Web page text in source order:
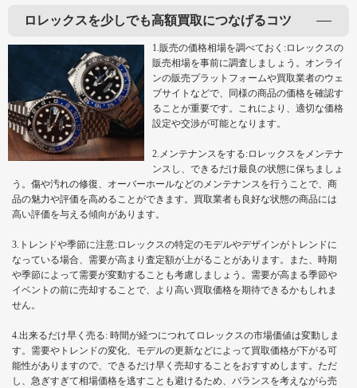
ロレックスを少しでも高額買取につなげるコツ
1.販売の価格相場を調べておく:ロレックスの
販売相場を事前に調査しましょう。オンライ
ンの販売プラットフォームや買取業者のウェ
ブサイトなどで、同様の商品の価格を確認す
ることが重要です。これにより、適切な価格
設定や交渉が可能となります。
2.メンテナンスをする:ロレックスをメンテナ
ンスし、できるだけ最良の状態に保ちましょ
う。傷や汚れの修復、オーバーホールなどのメンテナンスを行うことで、商
品の魅力や評価を高めることができます。買取業者も良好な状態の商品には
高い評価を与える傾向があります。
3.トレンドや季節に注意:ロレックスの特定のモデルやデザインがトレンドに
なっている場合、需要が高まり査定額が上がることがあります。また、時期
や季節によって需要が変動することも考慮しましょう。需要が高まる季節や
イベントの前に売却することで、より高い買取価格を期待できるかもしれま
せん。
4.出来るだけ早く売る: 時間が経つにつれてロレックスの市場価値は変動しま
す。需要やトレンドの変化、モデルの更新などによって買取価格が下がる可
能性がありますので、できるだけ早く売却することをおすすめします。ただ
し、急ぎすぎて相場価格を逃すことも避けるため、バランスを考えながら売